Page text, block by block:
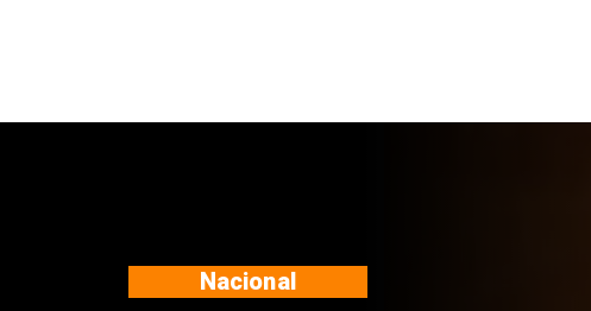
Nacional